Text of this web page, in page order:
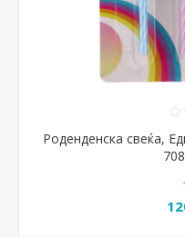
Роденденска свеќа,